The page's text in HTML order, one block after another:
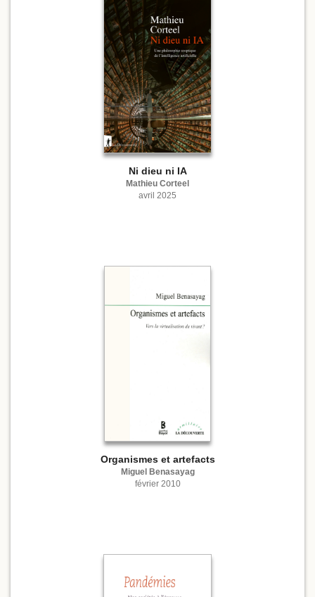
Ni dieu ni IA
Mathieu Corteel
avril 2025
Organismes et artefacts
Miguel Benasayag
février 2010